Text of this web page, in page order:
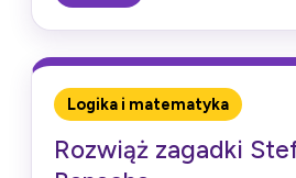
Logika i matematyka
Rozwiąż zagadki